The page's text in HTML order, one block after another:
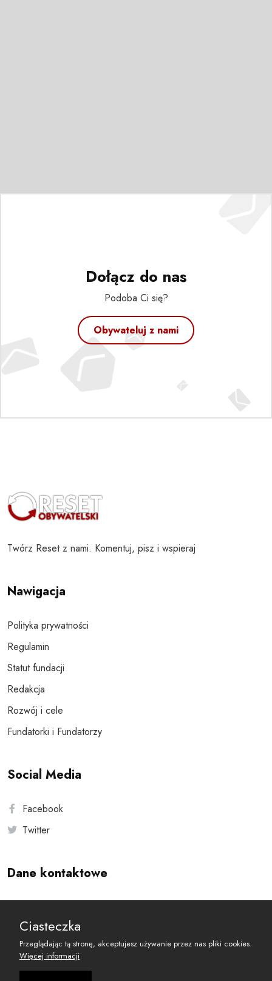
Dołącz do nas
Podoba Ci się?
Obywateluj z nami
Twórz Reset z nami. Komentuj, pisz i wspieraj
Nawigacja
Polityka prywatności
Regulamin
Statut fundacji
Redakcja
Rozwój i cele
Fundatorki i Fundatorzy
Social Media
Facebook
Twitter
Dane kontaktowe
reset@resetobywatelski.pl
Ciasteczka
Przeglądając tą stronę, akceptujesz używanie przez nas pliki cookies.
Więcej informacji